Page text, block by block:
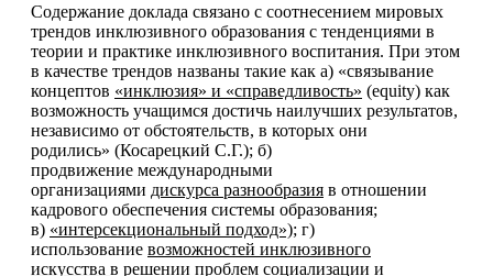
Содержание доклада связано с соотнесением мировых
трендов инклюзивного образования с тенденциями в
теории и практике инклюзивного воспитания. При этом
в качестве трендов названы такие как а) «связывание
концептов «инклюзия» и «справедливость» (equity) как
возможность учащимся достичь наилучших результатов,
независимо от обстоятельств, в которых они
родились» (Косарецкий С.Г.); б)
продвижение международными
организациями дискурса разнообразия в отношении
кадрового обеспечения системы образования;
в) «интерсекциональный подход»); г)
использование возможностей инклюзивного
искусства в решении проблем социализации и